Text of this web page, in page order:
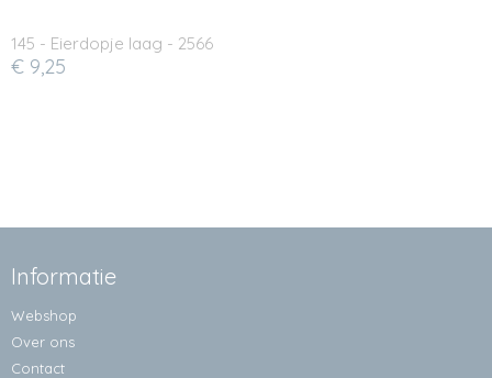
145 - Eierdopje laag - 2566
€ 9,25
Informatie
Webshop
Over ons
Contact